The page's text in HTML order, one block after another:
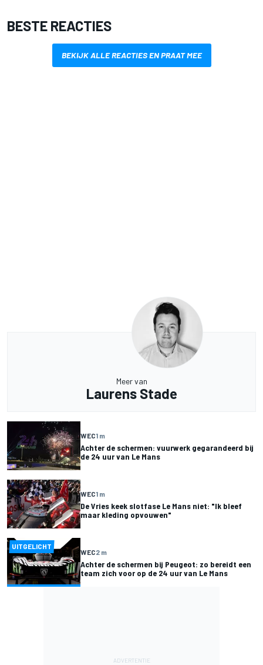
BESTE REACTIES
BEKIJK ALLE REACTIES EN PRAAT MEE
Meer van
Laurens Stade
WEC1 m
Achter de schermen: vuurwerk gegarandeerd bij
de 24 uur van Le Mans
WEC1 m
De Vries keek slotfase Le Mans niet: "Ik bleef
maar kleding opvouwen"
UITGELICHT
WEC2 m
Achter de schermen bij Peugeot: zo bereidt een
team zich voor op de 24 uur van Le Mans